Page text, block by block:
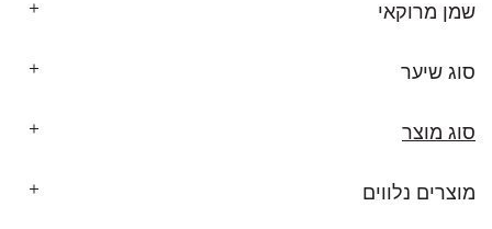
שמן מרוקאי
סוג שיער
סוג מוצר
מוצרים נלווים